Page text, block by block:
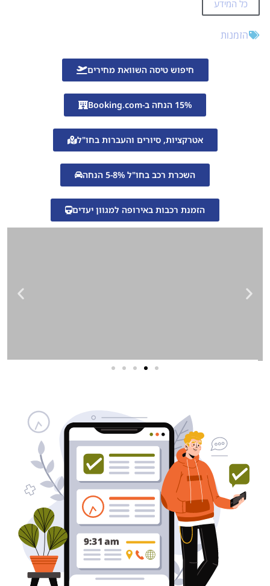
כל המידע
הזמנות
חיפוש טיסה השוואת מחירים
15% הנחה ב-Booking.com
אטרקציות, סיורים והעברות בחו"ל
השכרת רכב בחו"ל 5-8% הנחה
הזמנת רכבות באירופה למגוון יעדים
בעל/ת עסק? סוכנות ניהול מוניטין
לקידום, שיווק ופרסום באינטרנט
כאן עבורך!
לפרטים